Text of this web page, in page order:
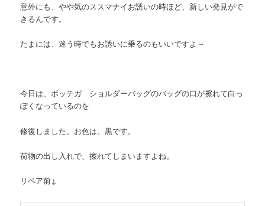
意外にも、やや気のススマナイお誘いの時ほど、新しい発見がで
きるんです。
たまには、迷う時でもお誘いに乗るのもいいですよ～
今日は、ボッテガ ショルダーバッグのバッグの口が擦れて白っ
ぽくなっているのを
修復しました。お色は、黒です。
荷物の出し入れで、擦れてしまいますよね。
リペア前↓